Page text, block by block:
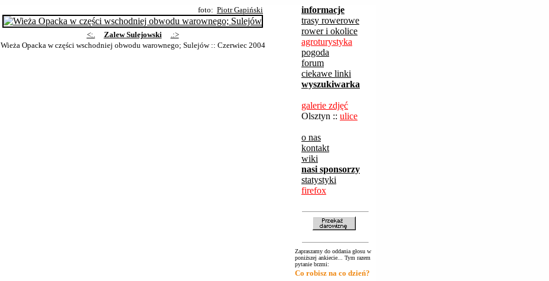
foto: Piotr Gapiński
<:. Zalew Sulejowski
.:>
Wieża Opacka w części wschodniej obwodu warownego; Sulejów:: Czerwiec 2004
informacje
trasy rowerowe
rower i okolice
agroturystyka
pogoda
forum
ciekawe linki
wyszukiwarka
galerie zdjęć
Olsztyn :: ulice
o nas
kontakt
wiki
nasi sponsorzy
statystyki
firefox
Zapraszamy do oddania głosu w
poniższej ankiecie... Tym razem
pytanie brzmi:
Co robisz na co dzień?